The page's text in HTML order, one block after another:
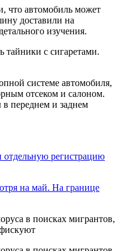
что автомобиль может
доставили на
изучения.
с сигаретами.
системе автомобиля,
отсеком и салоном.
переднем и заднем
регистрацию
на май. На границе